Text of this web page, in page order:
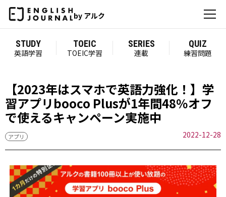
by アルク
STUDY
英語学習
TOEIC
TOEIC学習
SERIES
連載
QUIZ
練習問題
【2023年はスマホで英語力強化！】学
習アプリbooco Plusが1年間48％オフ
で使えるキャンペーン実施中
アプリ 2022-12-28